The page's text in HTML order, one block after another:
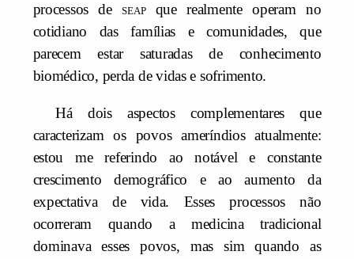
processos deseapque realmente operam no
cotidiano das famílias e comunidades, que
parecem estar saturadas de conhecimento
biomédico, perda de vidas e sofrimento.
Há dois aspectos complementares que
caracterizam os povos ameríndios atualmente:
estou me referindo ao notável e constante
crescimento demográfico e ao aumento da
expectativa de vida. Esses processos não
ocorreram quando a medicina tradicional
dominava esses povos, mas sim quando as